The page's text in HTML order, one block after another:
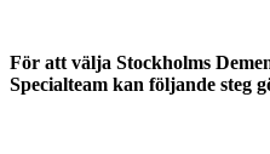
För att välja Stockholms
Specialteam kan följande steg